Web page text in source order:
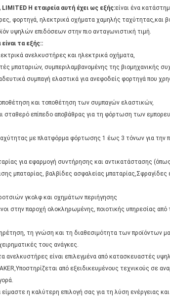
LIMITED Η εταιρεία αυτή έχει ως εξής:είναι ένα
φορτηγά, ηλεκτρικά οχήματα χαμηλής ταχύτητας,και
υψηλών επιδόσεων στην πιο ανταγωνιστική τιμή.
τα εξής::
ανελκυστήρες και ηλεκτρικά οχήματα,
μπαταριών, συμπεριλαμβανομένης της βιομηχανικής
συμπαγή ελαστικά για ανεφοδείς φορτηγά που
και τοποθέτηση των συμπαγών ελαστικών,
σταθερό επίπεδο αποβάθρας για τη φόρτωση των
με πλατφόρμα φόρτωσης 1 έως 3 τόνων για την
για εφαρμογή συντήρησης και αντικατάστασης
μπαταρίας, βαλβίδες ασφαλείας μπαταρίας,Σφραγίδες
γκολφ και οχημάτων περιήγησης
στην παροχή ολοκληρωμένης, ποιοτικής υπηρεσίας από
τη γνώση και τη διαθεσιμότητα των προϊόντων
τους ανάγκες.
ανελκυστήρες είναι επιλεγμένα από κατασκευαστές
από εξειδικευμένους τεχνικούς σε
είμαστε η καλύτερη επιλογή σας για τη λύση ενέργειας